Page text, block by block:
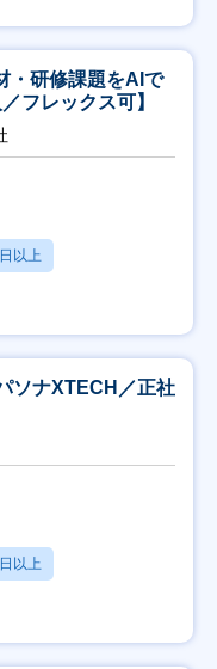
・研修課題をAIで
フレックス可】
以上
ソナXTECH／正社
以上